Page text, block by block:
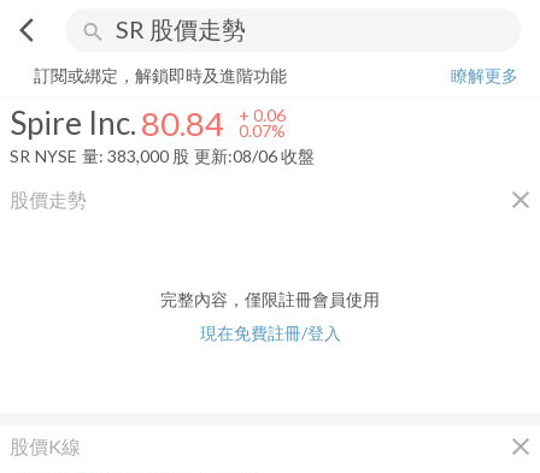
arrow_back_ios search
Spire Inc. 80.84 + 0.07%
訂閱或綁定，解鎖即時及進階功能
瞭解更多
Spire Inc.80.84 + 0.06
0.07%
SR NYSE 量: 383,000 股 更新:08/06 收盤
股價走勢 close
完整內容，僅限註冊會員使用
現在免費註冊/登入
股價K線 close